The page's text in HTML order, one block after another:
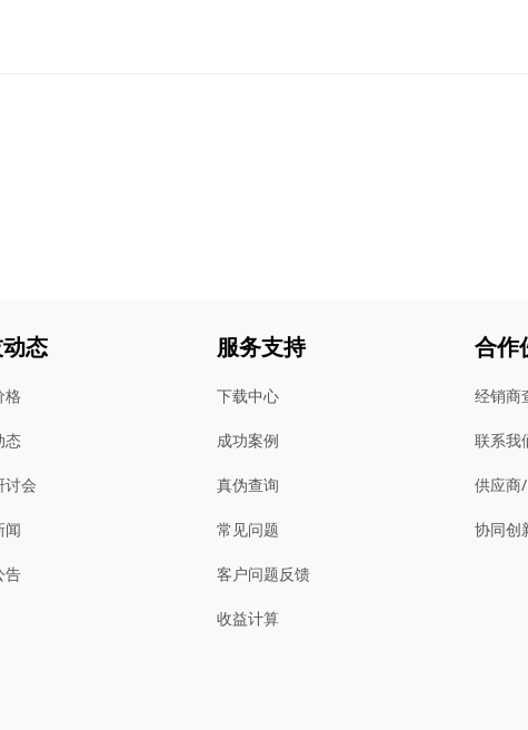
态
格
态
讨会
闻
告
服务支持
下载中心
成功案例
真伪查询
常见问题
客户问题反馈
收益计算
合作
经销商
联系我
供应商
协同创